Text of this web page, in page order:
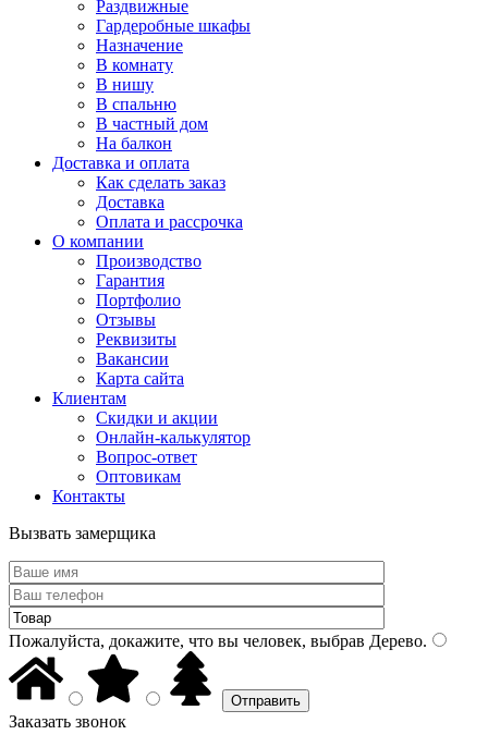
Раздвижные
Гардеробные шкафы
Назначение
В комнату
В нишу
В спальню
В частный дом
На балкон
Доставка и оплата
Как сделать заказ
Доставка
Оплата и рассрочка
О компании
Производство
Гарантия
Портфолио
Отзывы
Реквизиты
Вакансии
Карта сайта
Клиентам
Скидки и акции
Онлайн-калькулятор
Вопрос-ответ
Оптовикам
Контакты
Вызвать замерщика
Пожалуйста, докажите, что вы человек, выбрав Дерево.
Заказать звонок